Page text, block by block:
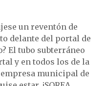
un reventón de
delante del portal de
El tubo subterráneo
y en todos los de la
municipal de